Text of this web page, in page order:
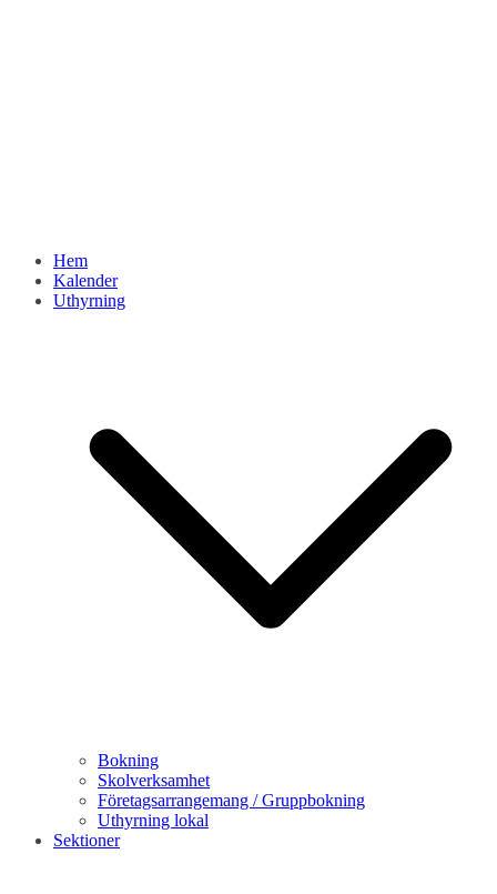
Hem
Kalender
Uthyrning
Bokning
Skolverksamhet
Företagsarrangemang / Gruppbokning
Uthyrning lokal
Sektioner